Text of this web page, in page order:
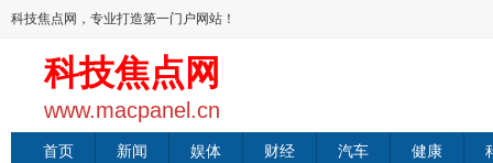
科技焦点网，专业打造第一门户网站！
科技焦点网
www.macpanel.cn
首页 新闻 娱体 财经 汽车 健康